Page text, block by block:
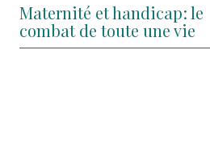
Maternité et handicap : le
combat de toute une vie